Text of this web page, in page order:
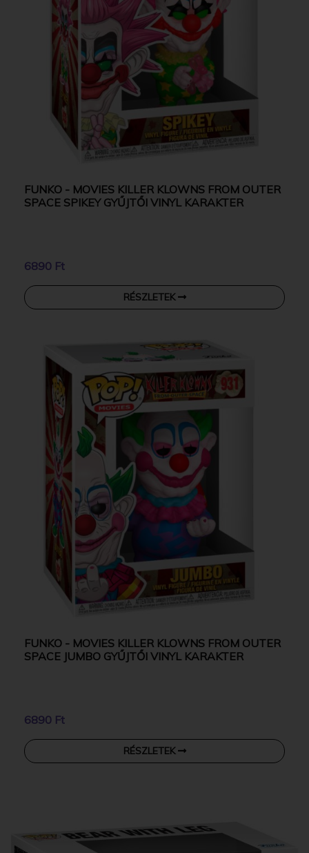
FUNKO - MOVIES KILLER KLOWNS FROM OUTER
SPACE SPIKEY GYŰJTŐI VINYL KARAKTER
6890 Ft
RÉSZLETEK
FUNKO - MOVIES KILLER KLOWNS FROM OUTER
SPACE JUMBO GYŰJTŐI VINYL KARAKTER
6890 Ft
RÉSZLETEK